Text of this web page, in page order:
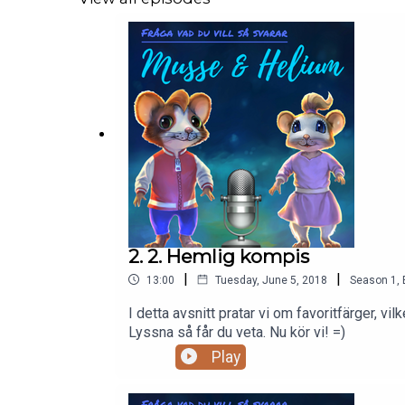
2. 2. Hemlig kompis
13:00 | Tuesday, June 5, 2018 | Season 1
I detta avsnitt pratar vi om favoritfärger,
Lyssna så får du veta. Nu kör vi! =)
Play